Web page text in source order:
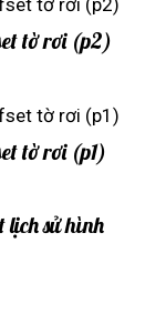
tờ rơi (p2)
tờ rơi (p1)
lịch sử hình